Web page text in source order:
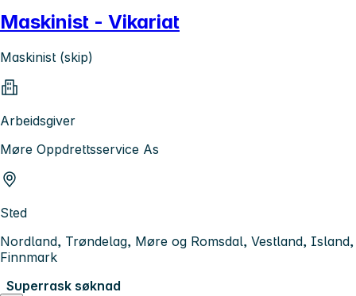
Maskinist - Vikariat
Maskinist (skip)
Arbeidsgiver
Møre Oppdrettsservice As
Sted
Nordland, Trøndelag, Møre og Romsdal, Vestland, Island,
Finnmark
Superrask søknad